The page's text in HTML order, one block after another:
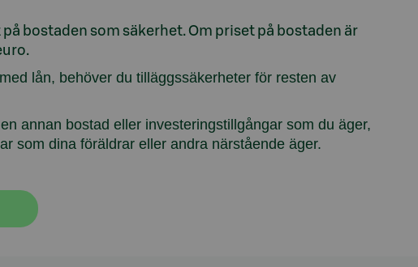
bostaden som säkerhet. Om priset på bostaden är
lån, behöver du tilläggssäkerheter för resten av
annan bostad eller investeringstillgångar som du äger,
som dina föräldrar eller andra närstående äger.